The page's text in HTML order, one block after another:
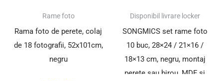
Rame foto
Rama foto de perete, colaj
de 18 fotografii, 52x101cm,
negru
Disponibil livrare locker
SONGMICS set rame foto
10 buc, 28×24 / 21×16 /
18×13 cm, negru, montaj
perete sau birou, MDF si